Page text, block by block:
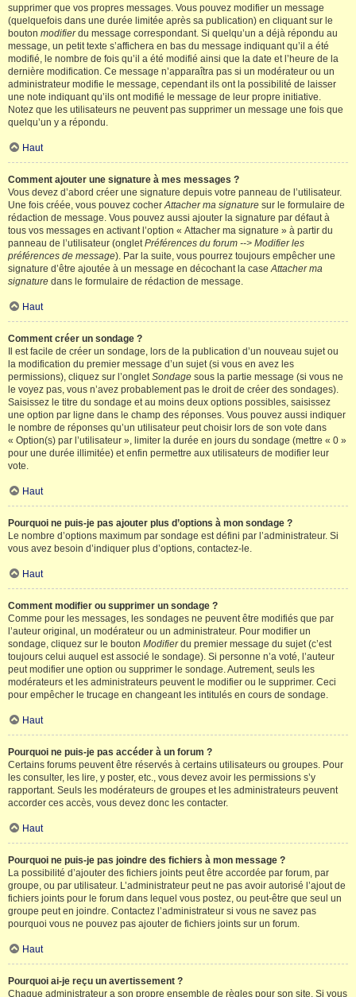
supprimer que vos propres messages. Vous pouvez modifier un message
(quelquefois dans une durée limitée après sa publication) en cliquant sur le
bouton modifierdu message correspondant. Si quelqu’un a déjà répondu au
message, un petit texte s’affichera en bas du message indiquant qu’il a été
modifié, le nombre de fois qu’il a été modifié ainsi que la date et l’heure de la
dernière modification. Ce message n’apparaîtra pas si un modérateur ou un
administrateur modifie le message, cependant ils ont la possibilité de laisser
une note indiquant qu’ils ont modifié le message de leur propre initiative.
Notez que les utilisateurs ne peuvent pas supprimer un message une fois que
quelqu’un y a répondu.
Haut
Comment ajouter une signature à mes messages ?
Vous devez d’abord créer une signature depuis votre panneau de l’utilisateur.
Une fois créée, vous pouvez cocherAttacher ma signature sur le formulaire de
rédaction de message. Vous pouvez aussi ajouter la signature par défaut à
tous vos messages en activant l’option « Attacher ma signature » à partir du
panneau de l’utilisateur (ongletPréférences du forum --> Modifier les
préférences de message). Par la suite, vous pourrez toujours empêcher une
signature d’être ajoutée à un message en décochant la caseAttacher ma
signature dans le formulaire de rédaction de message.
Haut
Comment créer un sondage ?
Il est facile de créer un sondage, lors de la publication d’un nouveau sujet ou
la modification du premier message d’un sujet (si vous en avez les
permissions), cliquez sur l’ongletSondage sous la partie message (si vous ne
le voyez pas, vous n’avez probablement pas le droit de créer des sondages).
Saisissez le titre du sondage et au moins deux options possibles, saisissez
une option par ligne dans le champ des réponses. Vous pouvez aussi indiquer
le nombre de réponses qu’un utilisateur peut choisir lors de son vote dans
« Option(s) par l’utilisateur », limiter la durée en jours du sondage (mettre « 0 »
pour une durée illimitée) et enfin permettre aux utilisateurs de modifier leur
vote.
Haut
Pourquoi ne puis-je pas ajouter plus d’options à mon sondage ?
Le nombre d’options maximum par sondage est défini par l’administrateur. Si
vous avez besoin d’indiquer plus d’options, contactez-le.
Haut
Comment modifier ou supprimer un sondage ?
Comme pour les messages, les sondages ne peuvent être modifiés que par
l’auteur original, un modérateur ou un administrateur. Pour modifier un
sondage, cliquez sur le bouton Modifierdu premier message du sujet (c’est
toujours celui auquel est associé le sondage). Si personne n’a voté, l’auteur
peut modifier une option ou supprimer le sondage. Autrement, seuls les
modérateurs et les administrateurs peuvent le modifier ou le supprimer. Ceci
pour empêcher le trucage en changeant les intitulés en cours de sondage.
Haut
Pourquoi ne puis-je pas accéder à un forum ?
Certains forums peuvent être réservés à certains utilisateurs ou groupes. Pour
les consulter, les lire, y poster, etc., vous devez avoir les permissions s’y
rapportant. Seuls les modérateurs de groupes et les administrateurs peuvent
accorder ces accès, vous devez donc les contacter.
Haut
Pourquoi ne puis-je pas joindre des fichiers à mon message ?
La possibilité d’ajouter des fichiers joints peut être accordée par forum, par
groupe, ou par utilisateur. L’administrateur peut ne pas avoir autorisé l’ajout de
fichiers joints pour le forum dans lequel vous postez, ou peut-être que seul un
groupe peut en joindre. Contactez l’administrateur si vous ne savez pas
pourquoi vous ne pouvez pas ajouter de fichiers joints sur un forum.
Haut
Pourquoi ai-je reçu un avertissement ?
Chaque administrateur a son propre ensemble de règles pour son site. Si vous